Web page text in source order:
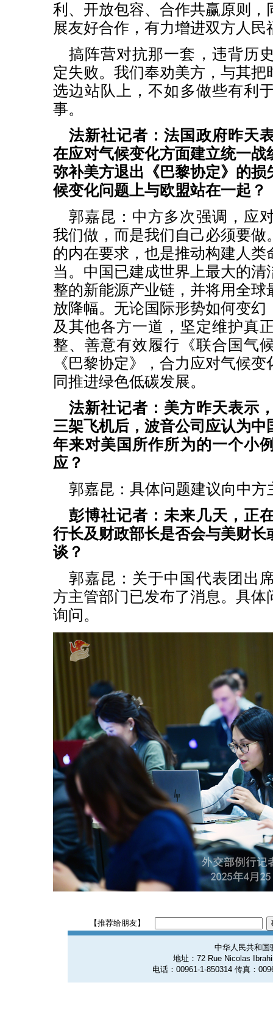
利、开放包容、合作共赢原则，
展友好合作，有力增进双方人民
搞阵营对抗那一套，违背历
定失败。我们奉劝美方，与其
选边站队上，不如多做些有利
事。
法新社记者：法国政府昨天
在应对气候变化方面建立统一战
弥补美方退出《巴黎协定》的损
候变化问题上与欧盟站在一起？
郭嘉昆：中方多次强调，应
我们做，而是我们自己必须要做
的内在要求，也是推动构建人类
当。中国已建成世界上最大的
整的新能源产业链，并将用全球
放降幅。无论国际形势如何变幻
及其他各方一道，坚定维护真
整、善意有效履行《联合国气
《巴黎协定》，合力应对气候
同推进绿色低碳发展。
法新社记者：美方昨天表示
三架飞机后，波音公司应认为中
年来对美国所作所为的一个小
应？
郭嘉昆：具体问题建议向中方
彭博社记者：未来几天，正
行长及财政部长是否会与美财长
谈？
郭嘉昆：关于中国代表团出
方主管部门已发布了消息。具体
询问。
【推荐给朋友】
中华人民共和国
地址：72 Rue Nicolas
电话：00961-1-850314 传真：